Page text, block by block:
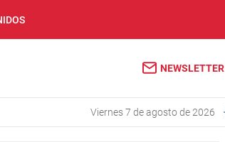
NEWSLETTER
viernes 7 de agosto de 2026